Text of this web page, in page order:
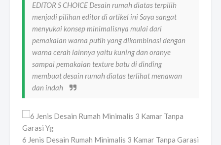
EDITOR S CHOICE Desain rumah diatas terpilih
menjadi pilihan editor di artikel ini Saya sangat
menyukai konsep minimalisnya mulai dari
pemakaian warna putih yang dikombinasi dengan
warna cerah lainnya yaitu kuning dan oranye
sampai pemakaian texture batu di dinding
membuat desain rumah diatas terlihat menawan
dan indah
6 Jenis Desain Rumah Minimalis 3 Kamar Tanpa Garasi